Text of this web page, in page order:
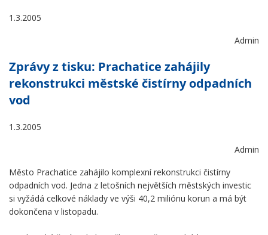
1.3.2005
Admin
Zprávy z tisku: Prachatice zahájily
rekonstrukci městské čistírny odpadních
vod
1.3.2005
Admin
Město Prachatice zahájilo komplexní rekonstrukci čistírny
odpadních vod. Jedna z letošních největších městských investic
si vyžádá celkové náklady ve výši 40,2 miliónu korun a má být
dokončena v listopadu.